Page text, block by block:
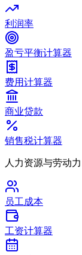
利润率
盈亏平衡计算器
费用计算器
商业贷款
销售税计算器
人力资源与劳动力
员工成本
工资计算器